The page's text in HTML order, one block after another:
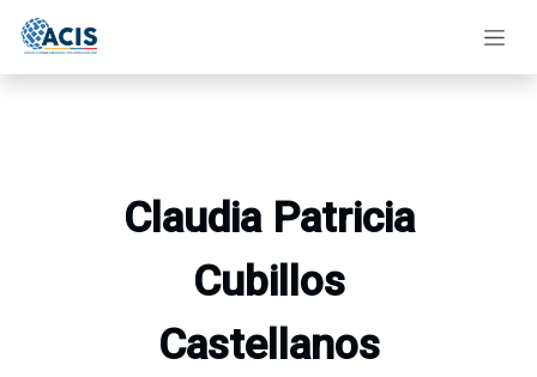
Claudia Patricia
Cubillos
Castellanos